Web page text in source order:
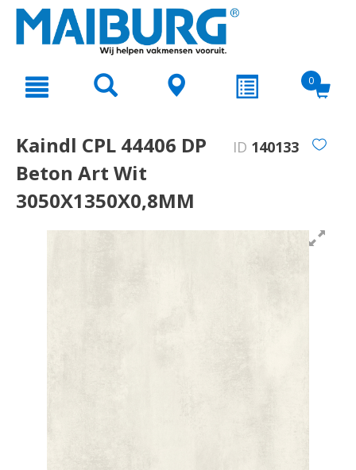
text.skipToNavigation
0
Kaindl CPL 44406 DP
Beton Art Wit
3050X1350X0,8MM
ID 140133